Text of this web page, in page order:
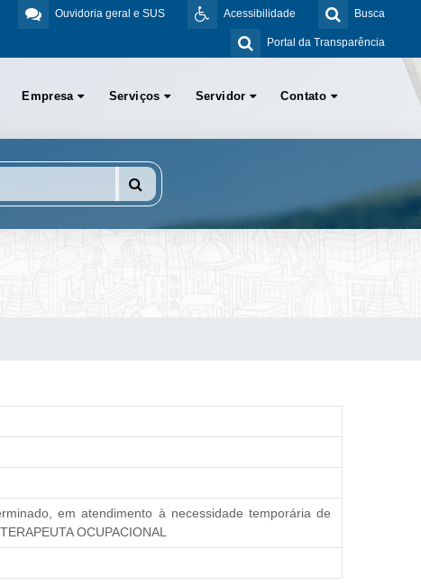
Busca
Acessibilidade
Ouvidoria geral e SUS
Portal da Transparência
Empresa Serviços Servidor Contato
em atendimento à necessidade temporária de
OCUPACIONAL